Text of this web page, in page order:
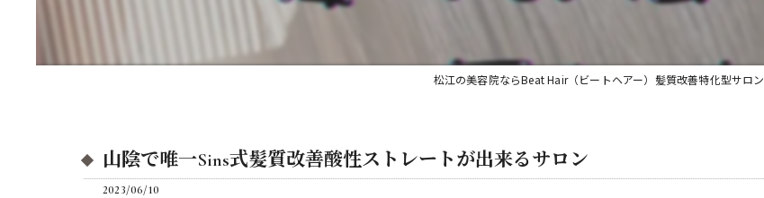
松江の美容院ならBeat Hair（ビートヘアー）髪質改善特化型サロン
山陰で唯一Sins式髪質改善酸性ストレートが出来るサロン
2023/06/10